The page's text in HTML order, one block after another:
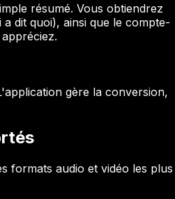
résumé. Vous obtiendrez
dit quoi), ainsi que le compte-
gère la conversion,
formats audio et vidéo les plus